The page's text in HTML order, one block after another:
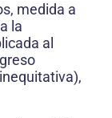
medida a
la
al